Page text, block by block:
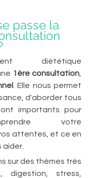
passe la
diététique
1ère consultation
. Elle nous permet
d'aborder tous
importants pour
votre
attentes, et ce en
aider.
sur des thèmes très
digestion, stress,